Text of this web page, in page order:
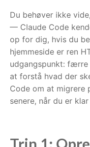
Du behøver ikke
— Claude Code
op for dig, hvis du
hjemmeside er ren
udgangspunkt:
at forstå hvad der
Code om at migrere
senere, når du er